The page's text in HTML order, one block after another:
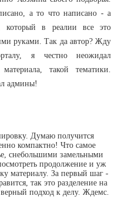
а то что написано - а
который в реалии все это
руками. Так да автор? Жду
я честно неожидал
такой тематики.
админы!
Думаю получится
компактно! Что самое
снебольшими замельными
продолжение и уж
материалу. За первый шаг -
так это разделение на
подход к делу. Ждемс.